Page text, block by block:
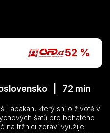
52 %
| 72 min
Labakan, který sní o životě v
šatů pro bohatého
na tržnici zdraví využije